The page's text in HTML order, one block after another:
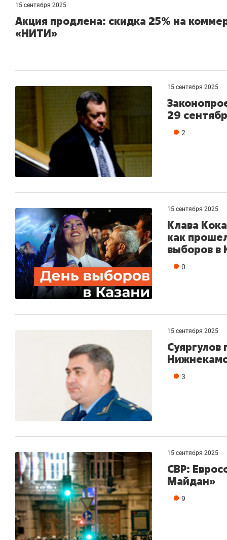
15 сентября 2025
Акция продлена: скидка 25% на
«НИТИ»
15 сентября 2025
29
2
15 сентября 2025
Клава
как
выборов в
0
15 сентября 2025
Суяргулов
3
15 сентября 2025
СВР:
Майдан»
9